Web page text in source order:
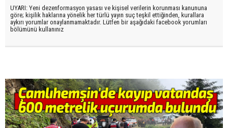
UYARI: Yeni dezenformasyon yasası ve kişisel verilerin korunması kanununa
göre; kişilik haklarına yönelik her türlü yayın suç teşkil ettiğinden, kurallara
aykırı yorumlar onaylanmamaktadır. Lütfen bir aşağıdaki facebook yorumları
bölümünü kullanınız